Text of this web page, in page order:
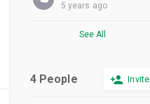
5 years ago
See All
4 People person_add Invite